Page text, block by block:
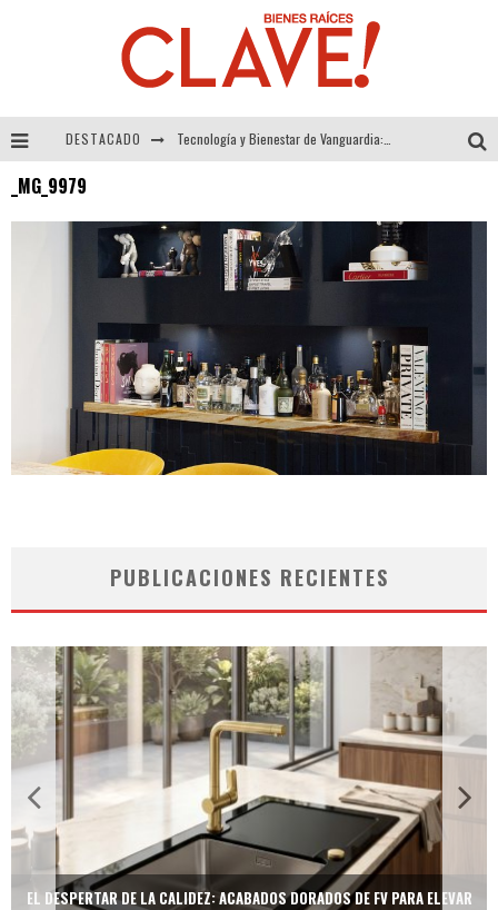
DESTACADO
Alexandra Bedoya – La Constancia detrás de La Paletería
El Despertar de la Calidez: Acabados Dorados de FV para Elevar tu Espacio
_MG_9979
PUBLICACIONES RECIENTES
EL DESPERTAR DE LA CALIDEZ: ACABADOS DORADOS DE FV PARA ELEVAR